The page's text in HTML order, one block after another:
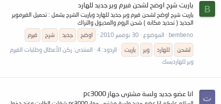
B ياريت شرح اوضح لشحن فيرم وير جديد للهارد
ياريت شرح اوضح لشحن فيرم وير جديد للهارد وياريت الشرح يشمل : تحميل الفيرموير
الجديد ( تحديد مكانه ) شحن الروم والمديول والتراك
bembeno
الموضوع 30 نوفمبر 2010 اوضح جديد شرح
فيرم
لشحن
للهارد وير ياريت الردود: 4 المنتدى: ركن الأعطال وطلبات الفيرم
وير للهارديسك
ت انا عضو جديد ولسة مشترى جهاز pc3000